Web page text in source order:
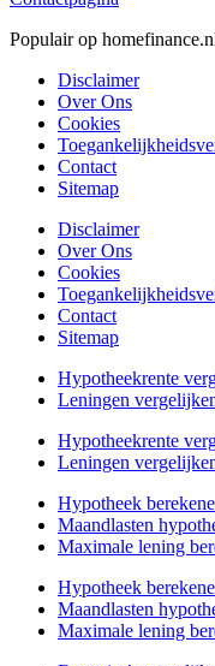
Populair op
Disclaimer
Over Ons
Cookies
Contact
Sitemap
Disclaimer
Over Ons
Cookies
Contact
Sitemap
Hypotheekrente
Leningen
Hypotheekrente
Leningen
Hypotheek
Maandlasten
Maximale lening
Hypotheek
Maandlasten
Maximale lening